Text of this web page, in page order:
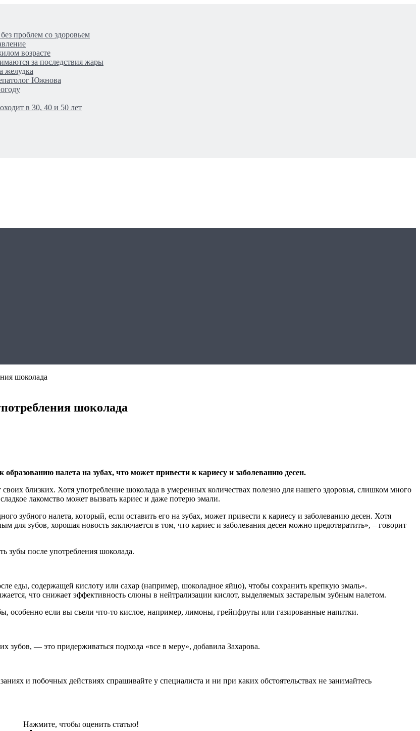
проблем со здоровьем
возрасте
за последствия жары
желудка
Южнова
в 30, 40 и 50 лет
шоколада
шоколада
налета на зубах, что может привести к кариесу и заболеванию десен.
близких. Хотя употребление шоколада в умеренных количествах полезно для нашего здоровья, слишком много
лакомство может вызвать кариес и даже потерю эмали.
зубного налета, который, если оставить его на зубах, может привести к кариесу и заболеванию десен. Хотя
зубов, хорошая новость заключается в том, что кариес и заболевания десен можно предотвратить», – говорит
зубы после употребления шоколада.
еды, содержащей кислоту или сахар (например, шоколадное яйцо), чтобы сохранить крепкую эмаль».
что снижает эффективность слюны в нейтрализации кислот, выделяемых застарелым зубным налетом.
особенно если вы съели что-то кислое, например, лимоны, грейпфруты или газированные напитки.
зубов, — это придерживаться подхода «все в меру», добавила Захарова.
и побочных действиях спрашивайте у специалиста и ни при каких обстоятельствах не занимайтесь
Нажмите, чтобы оценить статью!